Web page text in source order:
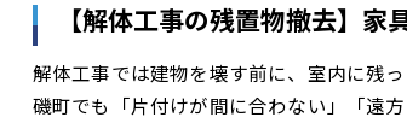
【解体工事の残置物撤去】
解体工事では建物を壊す前に、室内に残
磯町でも「片付けが間に合わない」「遠